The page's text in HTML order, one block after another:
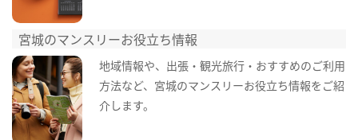
宮城のマンスリーお役立ち情報
地域情報や、出張・観光旅行・おすすめのご利用
方法など、宮城のマンスリーお役立ち情報をご紹
介します。